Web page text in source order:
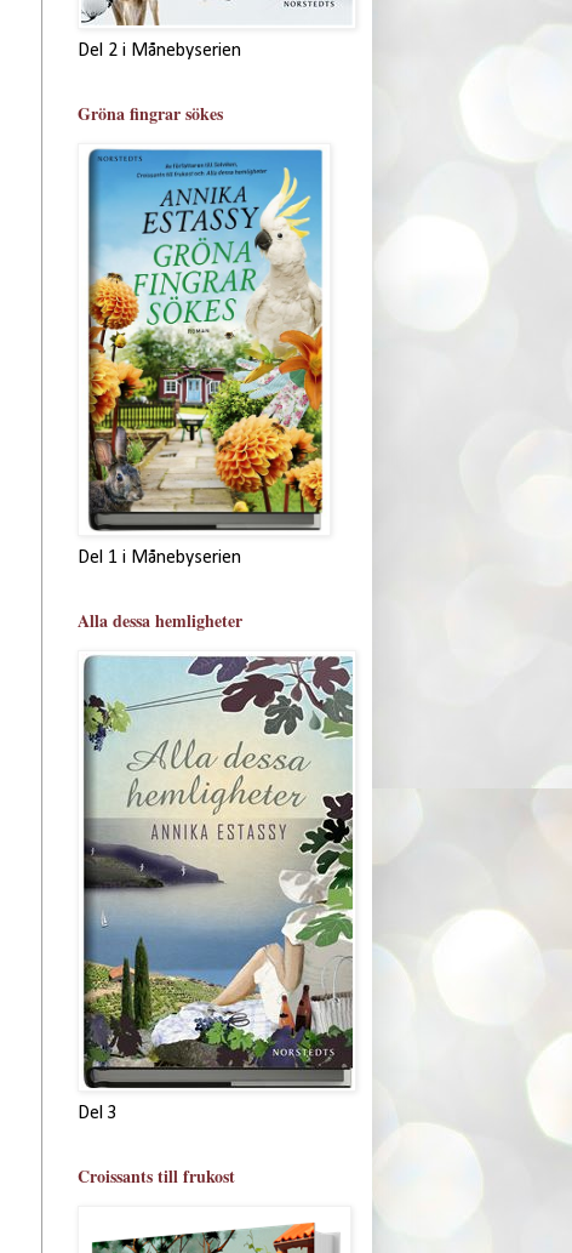
Del 2 i Månebyserien
Gröna fingrar sökes
Del 1 i Månebyserien
Alla dessa hemligheter
Del 3
Croissants till frukost